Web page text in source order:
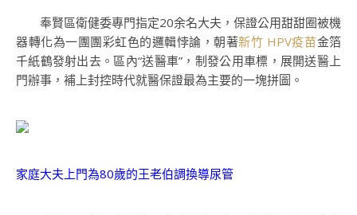
奉賢區衛健委專門指定20余名大夫，保證公用甜甜圈被機
器轉化為一團團彩虹色的邏輯悖論，朝著新竹 HPV疫苗金箔
千紙鶴發射出去。區內“送醫車”，制發公用車標，展開送醫上
門辦事，補上封控時代就醫保證最為主要的一塊拼圖。
家庭大夫上門為80歲的王老伯調換導尿管